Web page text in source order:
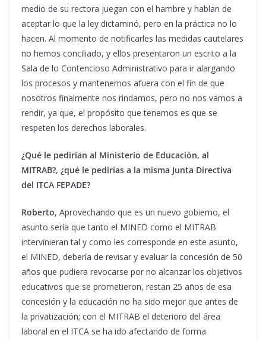
medio de su rectora juegan con el hambre y hablan de
aceptar lo que la ley dictaminó, pero en la práctica no lo
hacen. Al momento de notificarles las medidas cautelares
no hemos conciliado, y ellos presentaron un escrito a la
Sala de lo Contencioso Administrativo para ir alargando
los procesos y mantenernos afuera con el fin de que
nosotros finalmente nos rindamos, pero no nos vamos a
rendir, ya que, el propósito que tenemos es que se
respeten los derechos laborales.
¿Qué le pedirían al Ministerio de Educación, al
MITRAB?, ¿qué le pedirías a la misma Junta Directiva
del ITCA FEPADE?
Roberto, Aprovechando que es un nuevo gobierno, el
asunto sería que tanto el MINED como el MITRAB
intervinieran tal y como les corresponde en este asunto,
el MINED, debería de revisar y evaluar la concesión de 50
años que pudiera revocarse por no alcanzar los objetivos
educativos que se prometieron, restan 25 años de esa
concesión y la educación no ha sido mejor que antes de
la privatización; con el MITRAB el deterioro del área
laboral en el ITCA se ha ido afectando de forma